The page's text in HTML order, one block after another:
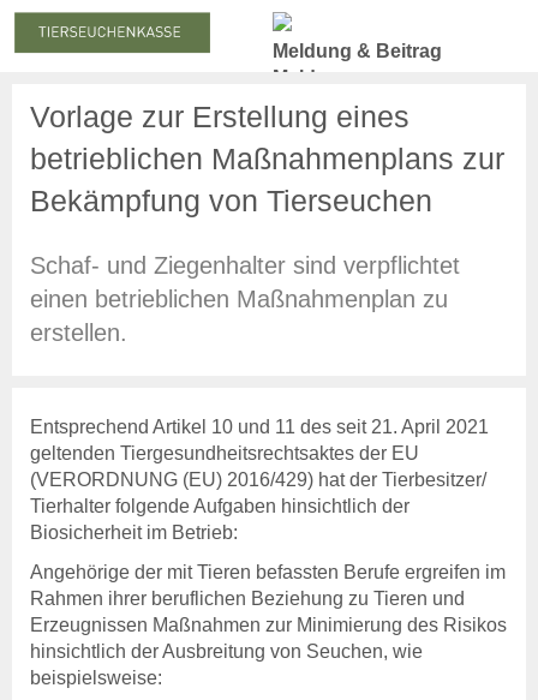
Meldung & Beitrag
Meldung
Meldepflicht
Meldung zum Stichtag
Nachmeldepflicht
Abmeldung
Beiträge
Beitragserhebung
Beitragshöhe
Statistiken
Online-Service
Login
Benutzerhinweise
Beihilfen & Leistungen
Entschädigung
Entschädigung -
Vorlage zur Erstellung eines
betrieblichen Maßnahmenplans zur
Bekämpfung von Tierseuchen
Schaf- und Ziegenhalter sind verpflichtet
einen betrieblichen Maßnahmenplan zu
erstellen.
Entsprechend Artikel 10 und 11 des seit 21. April 2021
geltenden Tiergesundheitsrechtsaktes der EU
(VERORDNUNG (EU) 2016/429) hat der Tierbesitzer/
Tierhalter folgende Aufgaben hinsichtlich der
Biosicherheit im Betrieb:
Angehörige der mit Tieren befassten Berufe ergreifen im
Rahmen ihrer beruflichen Beziehung zu Tieren und
Erzeugnissen Maßnahmen zur Minimierung des Risikos
hinsichtlich der Ausbreitung von Seuchen, wie
beispielsweise: